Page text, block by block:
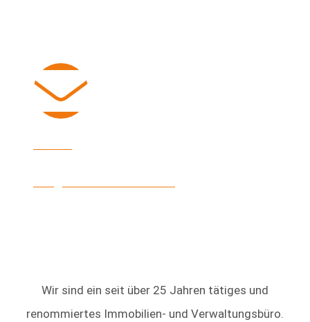
Wir sind ein seit über 25 Jahren tätiges und
renommiertes Immobilien- und Verwaltungsbüro.